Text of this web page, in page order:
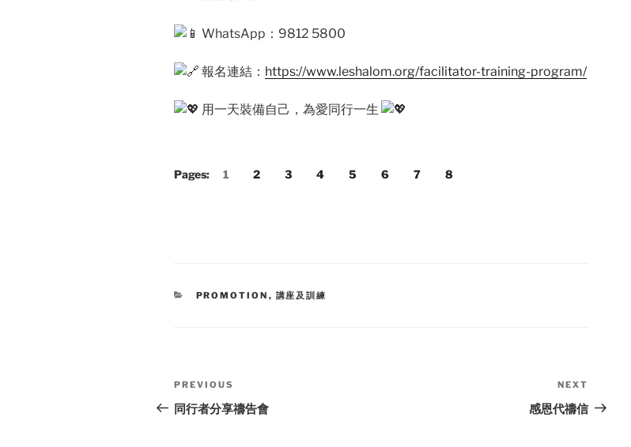
WhatsApp：9812 5800
報名連結： https://www.leshalom.org/facilitator-training-program/
用一天裝備自己，為愛同行一生
Pages: 1 2 3 4 5 6 7 8
CATEGORIES
PROMOTION , 講座及訓練
Post
navigation
Previous
Post
PREVIOUS
同行者分享禱告會
Post
NEXT
感恩代禱信